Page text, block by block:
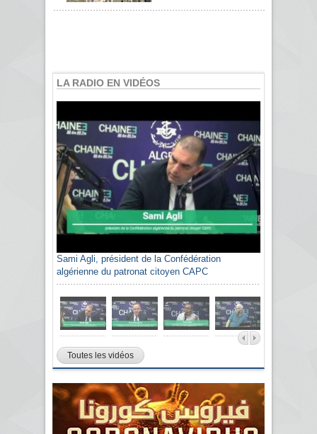
LA RADIO EN VIDÉOS
Sami Agli, président de la Confédération
algérienne du patronat citoyen CAPC
Toutes les vidéos